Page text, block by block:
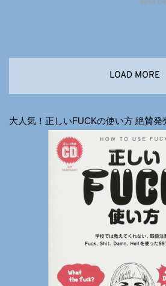
LOAD MORE
大人気！正しいFUCKの使い方 絶賛発